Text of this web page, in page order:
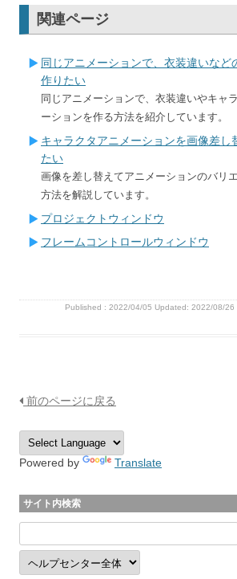
関連ページ
同じアニメーションで、衣装違いなど
作りたい
同じアニメーションで、衣装違いやキャ
ーションを作る方法を紹介しています。
キャラクタアニメーションを画像差し
たい
画像を差し替えてアニメーションのバリ
方法を解説しています。
プロジェクトウィンドウ
フレームコントロールウィンドウ
Published : 2022/04/05 Updated: 2022/08/26
前のページに戻る
Powered by Translate
サイト内検索